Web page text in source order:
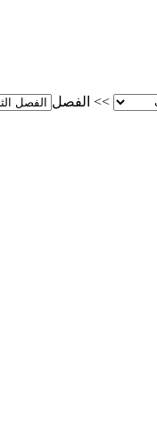
>> الفصل